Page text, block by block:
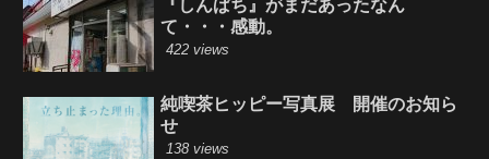
『しんぱち』がまだあったなん
て・・・感動。
422 views
純喫茶ヒッピー写真展 開催のお知ら
せ
138 views